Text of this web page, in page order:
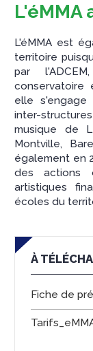
L'éMMA
L'éMMA est
territoire
par
conservatoire
elle s'engage
inter-
musique de
Montville,
également en
des actions
artistiques
écoles du
À
Fiche de